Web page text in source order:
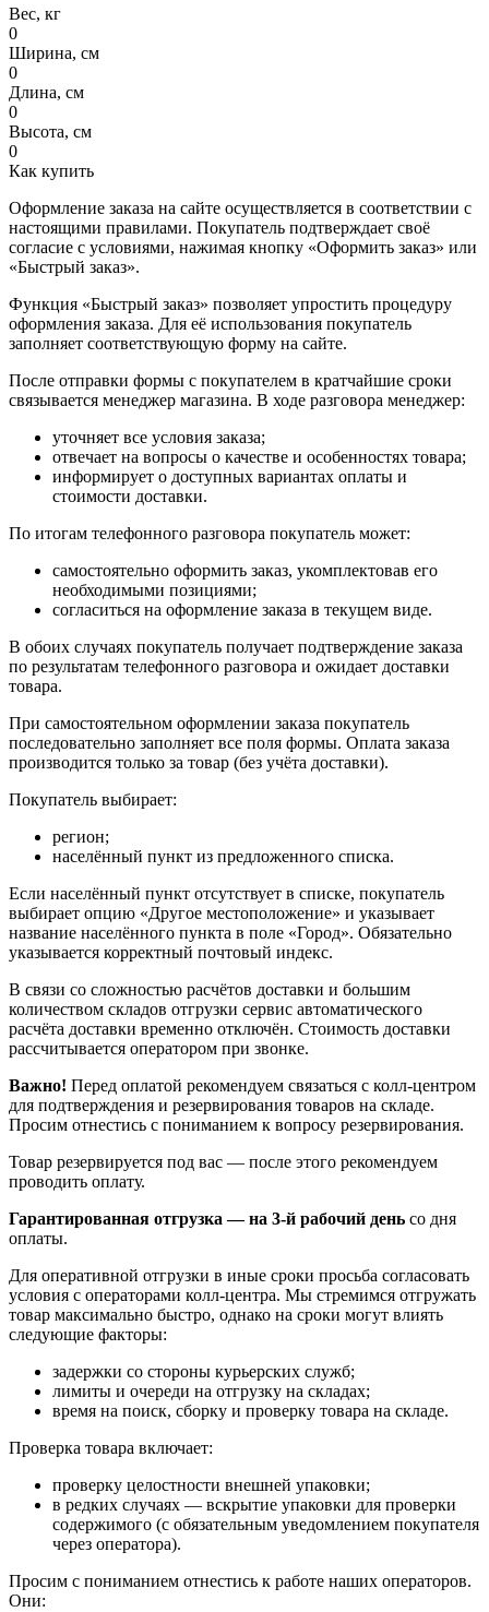
Вес, кг
0
Ширина, см
0
Длина, см
0
Высота, см
0
Как купить
Оформление заказа на сайте осуществляется в соответствии с
настоящими правилами. Покупатель подтверждает своё
согласие с условиями, нажимая кнопку «Оформить заказ» или
«Быстрый заказ».
Функция «Быстрый заказ» позволяет упростить процедуру
оформления заказа. Для её использования покупатель
заполняет соответствующую форму на сайте.
После отправки формы с покупателем в кратчайшие сроки
связывается менеджер магазина. В ходе разговора менеджер:
уточняет все условия заказа;
отвечает на вопросы о качестве и особенностях товара;
информирует о доступных вариантах оплаты и
стоимости доставки.
По итогам телефонного разговора покупатель может:
самостоятельно оформить заказ, укомплектовав его
необходимыми позициями;
согласиться на оформление заказа в текущем виде.
В обоих случаях покупатель получает подтверждение заказа
по результатам телефонного разговора и ожидает доставки
товара.
При самостоятельном оформлении заказа покупатель
последовательно заполняет все поля формы. Оплата заказа
производится только за товар (без учёта доставки).
Покупатель выбирает:
регион;
населённый пункт из предложенного списка.
Если населённый пункт отсутствует в списке, покупатель
выбирает опцию «Другое местоположение» и указывает
название населённого пункта в поле «Город». Обязательно
указывается корректный почтовый индекс.
В связи со сложностью расчётов доставки и большим
количеством складов отгрузки сервис автоматического
расчёта доставки временно отключён. Стоимость доставки
рассчитывается оператором при звонке.
Важно! Перед оплатой рекомендуем связаться с колл‑центром
для подтверждения и резервирования товаров на складе.
Просим отнестись с пониманием к вопросу резервирования.
Товар резервируется под вас — после этого рекомендуем
проводить оплату.
Гарантированная отгрузка — на 3‑й рабочий день со дня
оплаты.
Для оперативной отгрузки в иные сроки просьба согласовать
условия с операторами колл‑центра. Мы стремимся отгружать
товар максимально быстро, однако на сроки могут влиять
следующие факторы:
задержки со стороны курьерских служб;
лимиты и очереди на отгрузку на складах;
время на поиск, сборку и проверку товара на складе.
Проверка товара включает:
проверку целостности внешней упаковки;
в редких случаях — вскрытие упаковки для проверки
содержимого (с обязательным уведомлением покупателя
через оператора).
Просим с пониманием отнестись к работе наших операторов.
Они: